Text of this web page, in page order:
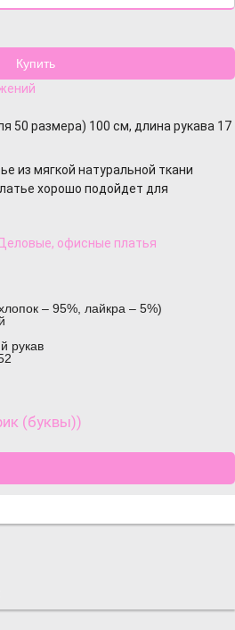
50 размера) 100 см, длина рукава 17
из мягкой натуральной ткани
хорошо подойдет для
офисные платья
– 95%, лайкра – 5%)
рукав
(буквы))